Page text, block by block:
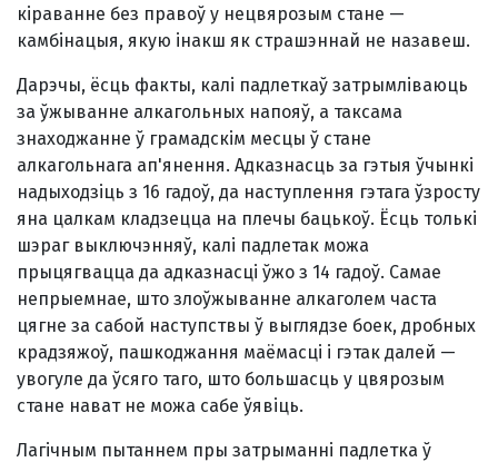
кіраванне без правоў у нецвярозым стане —
камбінацыя, якую інакш як страшэннай не назавеш.
Дарэчы, ёсць факты, калі падлеткаў затрымліваюць
за ўжыванне алкагольных напояў, а таксама
знаходжанне ў грамадскім месцы ў стане
алкагольнага ап'янення. Адказнасць за гэтыя ўчынкі
надыходзіць з 16 гадоў, да наступлення гэтага ўзросту
яна цалкам кладзецца на плечы бацькоў. Ёсць толькі
шэраг выключэнняў, калі падлетак можа
прыцягвацца да адказнасці ўжо з 14 гадоў. Самае
непрыемнае, што злоўжыванне алкаголем часта
цягне за сабой наступствы ў выглядзе боек, дробных
крадзяжоў, пашкоджання маёмасці і гэтак далей —
увогуле да ўсяго таго, што большасць у цвярозым
стане нават не можа сабе ўявіць.
Лагічным пытаннем пры затрыманні падлетка ў